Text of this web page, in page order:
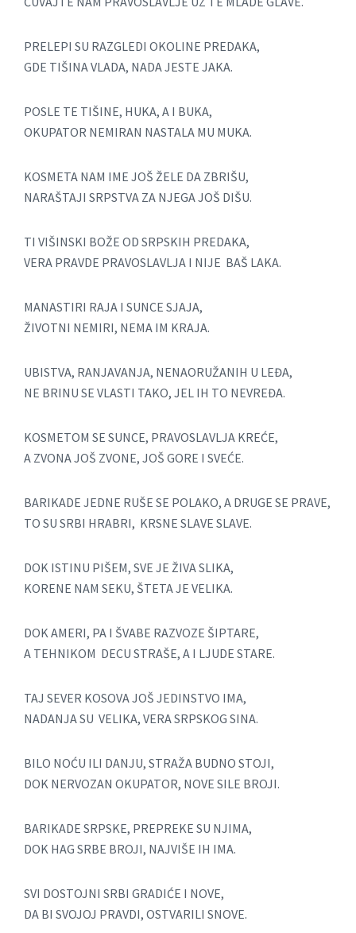
PRELEPI SU RAZGLEDI OKOLINE PREDAKA,
GDE TIŠINA VLADA, NADA JESTE JAKA.
POSLE TE TIŠINE, HUKA, A I BUKA,
OKUPATOR NEMIRAN NASTALA MU MUKA.
KOSMETA NAM IME JOŠ ŽELE DA ZBRIŠU,
NARAŠTAJI SRPSTVA ZA NJEGA JOŠ DIŠU.
TI VIŠINSKI BOŽE OD SRPSKIH PREDAKA,
VERA PRAVDE PRAVOSLAVLJA I NIJE BAŠ LAKA.
MANASTIRI RAJA I SUNCE SJAJA,
ŽIVOTNI NEMIRI, NEMA IM KRAJA.
UBISTVA, RANJAVANJA, NENAORUŽANIH U LEĐA,
NE BRINU SE VLASTI TAKO, JEL IH TO NEVREĐA.
KOSMETOM SE SUNCE, PRAVOSLAVLJA KREĆE,
A ZVONA JOŠ ZVONE, JOŠ GORE I SVEĆE.
BARIKADE JEDNE RUŠE SE POLAKO, A DRUGE SE PRAVE,
TO SU SRBI HRABRI, KRSNE SLAVE SLAVE.
DOK ISTINU PIŠEM, SVE JE ŽIVA SLIKA,
KORENE NAM SEKU, ŠTETA JE VELIKA.
DOK AMERI, PA I ŠVABE RAZVOZE ŠIPTARE,
A TEHNIKOM DECU STRAŠE, A I LJUDE STARE.
TAJ SEVER KOSOVA JOŠ JEDINSTVO IMA,
NADANJA SU VELIKA, VERA SRPSKOG SINA.
BILO NOĆU ILI DANJU, STRAŽA BUDNO STOJI,
DOK NERVOZAN OKUPATOR, NOVE SILE BROJI.
BARIKADE SRPSKE, PREPREKE SU NJIMA,
DOK HAG SRBE BROJI, NAJVIŠE IH IMA.
SVI DOSTOJNI SRBI GRADIĆE I NOVE,
DA BI SVOJOJ PRAVDI, OSTVARILI SNOVE.